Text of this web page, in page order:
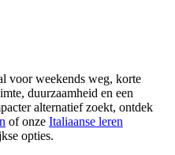
voor weekends weg, korte
duurzaamheid en een
alternatief zoekt, ontdek
of onze Italiaanse leren
opties.